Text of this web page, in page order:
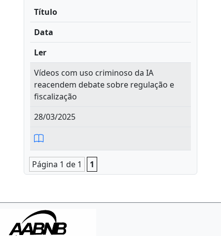
Título
Data
Ler
Vídeos com uso criminoso da IA
reacendem debate sobre regulação e
fiscalização
28/03/2025
Página 1 de 1 1